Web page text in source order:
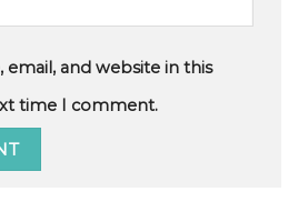
email, and website in this
time I comment.